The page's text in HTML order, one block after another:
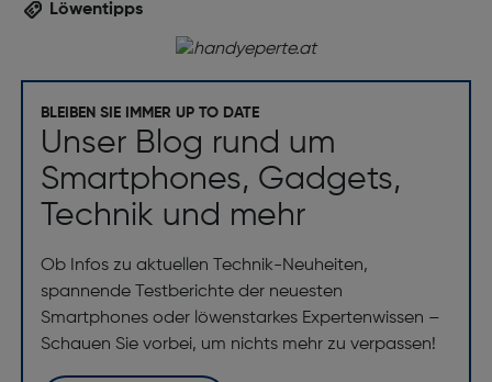
Löwentipps
BLEIBEN SIE IMMER UP TO DATE
Unser Blog rund um
Smartphones, Gadgets,
Technik und mehr
Ob Infos zu aktuellen Technik-Neuheiten,
spannende Testberichte der neuesten
Smartphones oder löwenstarkes Expertenwissen –
Schauen Sie vorbei, um nichts mehr zu verpassen!